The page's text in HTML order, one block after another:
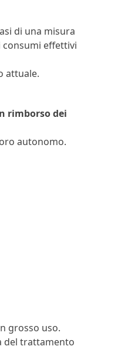
di una misura
effettivi
attuale.
rimborso dei
autonomo.
grosso uso.
del trattamento